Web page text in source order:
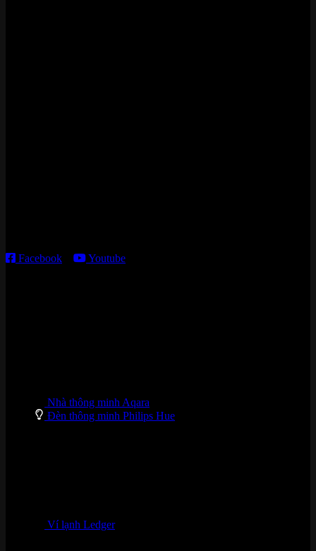
Facebook
Youtube
Nhà thông minh Aqara
Đèn thông minh Philips Hue
Ví lạnh Ledger